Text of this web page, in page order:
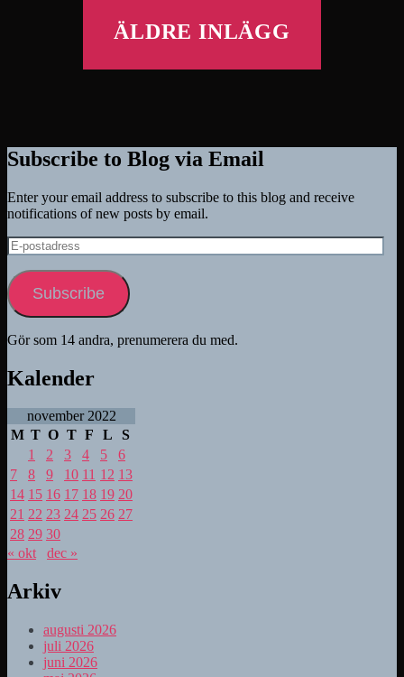
ÄLDRE INLÄGG
Subscribe to Blog via Email
Enter your email address to subscribe to this blog and receive
notifications of new posts by email.
E-
postadress
Subscribe
Gör som 14 andra, prenumerera du med.
Kalender
november 2022
M T O T F L
S
1
2 3 4 5
6
7
8 9 10 11 12 13
14 15 16 17 18 19 20
21 22 23 24 25 26 27
28 29 30
« okt
dec »
Arkiv
augusti 2026
juli 2026
juni 2026